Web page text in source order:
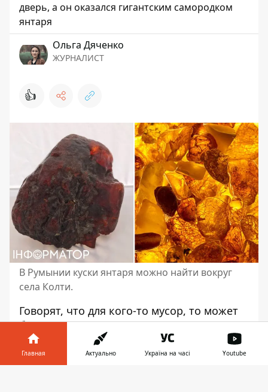
дверь, а он оказался гигантским самородком
янтаря
Ольга Дяченко
ЖУРНАЛИСТ
👍
В Румынии куски янтаря можно найти вокруг
села Колти.
Говорят, что для кого-то мусор, то может
быть сокровищем для другого. Но кусок
скалы, подпирающий дверь, является
сокровищем как ни посмотри.Камень,
который десятилетиями
Главная Актуально Україна на часі Youtube